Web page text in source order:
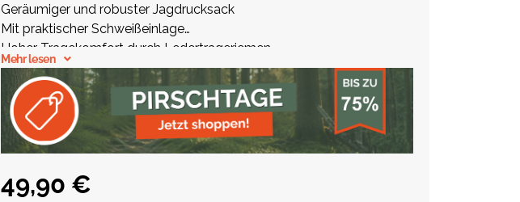
Geräumiger und robuster Jagdrucksack
Mit praktischer Schweißeinlage
Hoher Tragekomfort durch Ledertrageriemen
Viel Stauraum für Ausrüstung und Zubehör
Mehr lesen
49,90 €